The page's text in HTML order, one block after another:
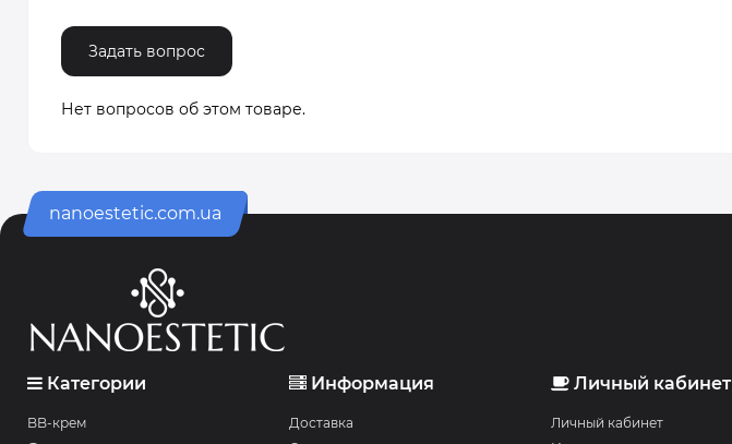
Задать вопрос
Нет вопросов об этом товаре.
nanoestetic.com.ua
Категории
BB-крем
Информация
Доставка
Личный кабинет
Личный кабинет